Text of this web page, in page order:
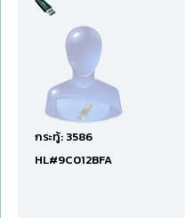
กระทู้: 3586
HL#9C012BFA